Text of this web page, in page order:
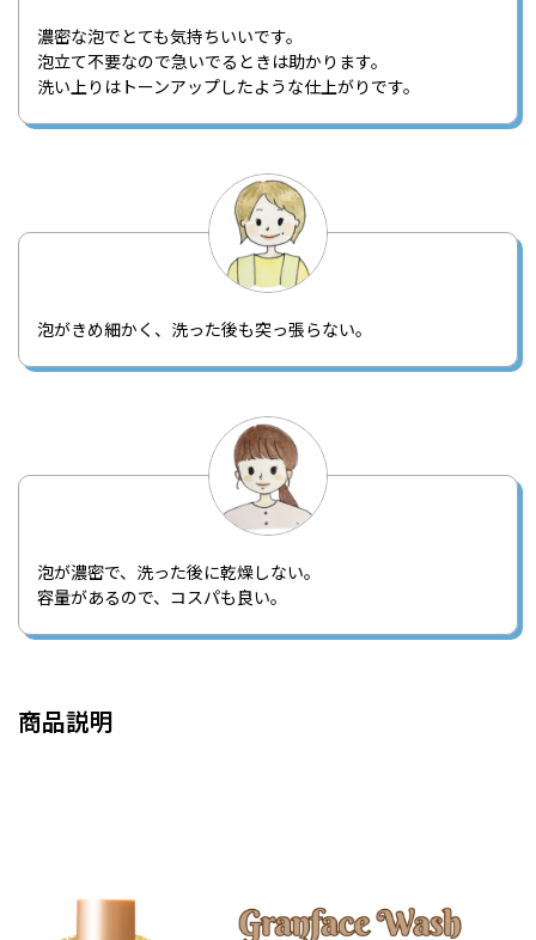
濃密な泡でとても気持ちいいです。
泡立て不要なので急いでるときは助かります。
洗い上りはトーンアップしたような仕上がりです。
泡がきめ細かく、洗った後も突っ張らない。
泡が濃密で、洗った後に乾燥しない。
容量があるので、コスパも良い。
商品説明